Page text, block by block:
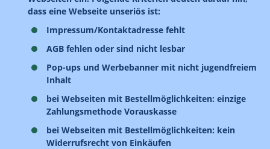
dass eine Webseite unseriös ist:
Impressum/Kontaktadresse fehlt
AGB fehlen oder sind nicht lesbar
Pop-ups und Werbebanner mit nicht jugendfreiem
Inhalt
bei Webseiten mit Bestellmöglichkeiten: einzige
Zahlungsmethode Vorauskasse
bei Webseiten mit Bestellmöglichkeiten: kein
Widerrufsrecht von Einkäufen